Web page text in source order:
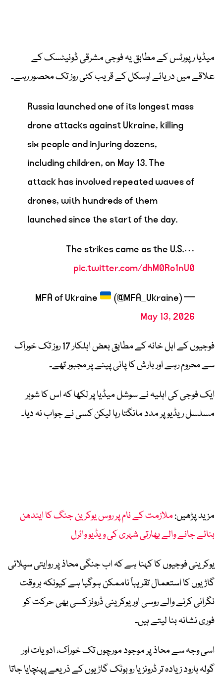
میڈیا رپورٹس کے مطابق یہ فوجی مشرقی ڈونیٹسک کے
علاقے میں دریائے اوسکل کے قریب کئی روز تک محصور رہے۔
Russia launched one of its longest mass
drone attacks against Ukraine, killing
six people and injuring dozens,
including children, on May 13. The
attack has involved repeated waves of
drones, with hundreds of them
launched since the start of the day.
The strikes came as the U.S.…
pic.twitter.com/dhM0Ro1nU0
— MFA of Ukraine
(@MFA_Ukraine)
May 13, 2026
فوجیوں کے اہل خانہ کے مطابق بعض اہلکار 17 روز تک خوراک
سے محروم رہے اور بارش کا پانی پینے پر مجبور تھے۔
ایک فوجی کی اہلیہ نے سوشل میڈیا پر لکھا کہ اس کا شوہر
مسلسل ریڈیو پر مدد مانگتا رہا لیکن کسی نے جواب نہ دیا۔
مزید پڑھیں:ملازمت کے نام پر روس یوکرین جنگ کا ایندھن
بنائے جانے والے بھارتی شہری کی ویڈیو وائرل
یوکرینی فوجیوں کا کہنا ہے کہ اب جنگی محاذ پر روایتی سپلائی
گاڑیوں کا استعمال تقریباً ناممکن ہوگیا ہے کیونکہ ہر وقت
نگرانی کرنے والے روسی اور یوکرینی ڈرونز کسی بھی حرکت کو
فوری نشانہ بنا لیتے ہیں۔
اسی وجہ سے محاذ پر موجود مورچوں تک خوراک، ادویات اور
گولہ بارود زیادہ تر ڈرونز یا روبوٹک گاڑیوں کے ذریعے پہنچایا جاتا